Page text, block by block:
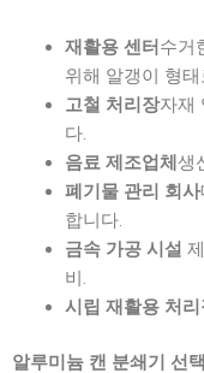
재활용 센터 수거
위해 알갱이 형
고철 처리장자재
다.
음료 제조업체 생
폐기물 관리 회사
합니다.
금속 가공 시설
비.
시립 재활용 처리
알루미늄 캔 분쇄기 선